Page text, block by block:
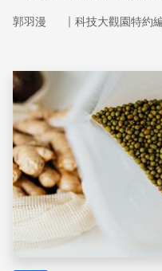
要任務。但為什麼米種得
度了呢？
郭羽漫 ｜ 科技大觀園特約